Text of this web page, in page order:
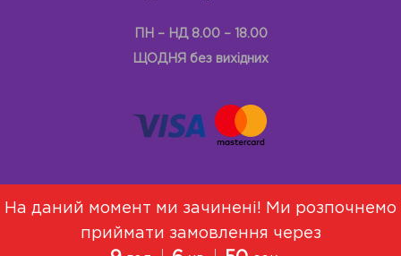
ПН – НД 8.00 – 18.00
ЩОДНЯ без вихідних
Меню Про Нас Договір оферти
На даний момент ми зачинені! Ми розпочнемо
приймати замовлення через